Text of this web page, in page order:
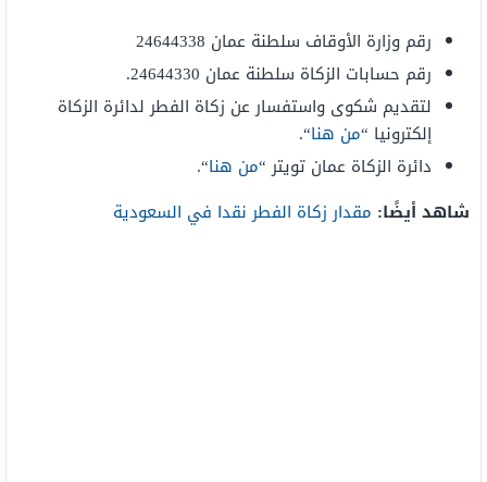
رقم وزارة الأوقاف سلطنة عمان 24644338
رقم حسابات الزكاة سلطنة عمان 24644330.
لتقديم شكوى واستفسار عن زكاة الفطر لدائرة الزكاة
إلكترونيا “من هنا“.
دائرة الزكاة عمان تويتر “من هنا“.
شاهد أيضًا: مقدار زكاة الفطر نقدا في السعودية